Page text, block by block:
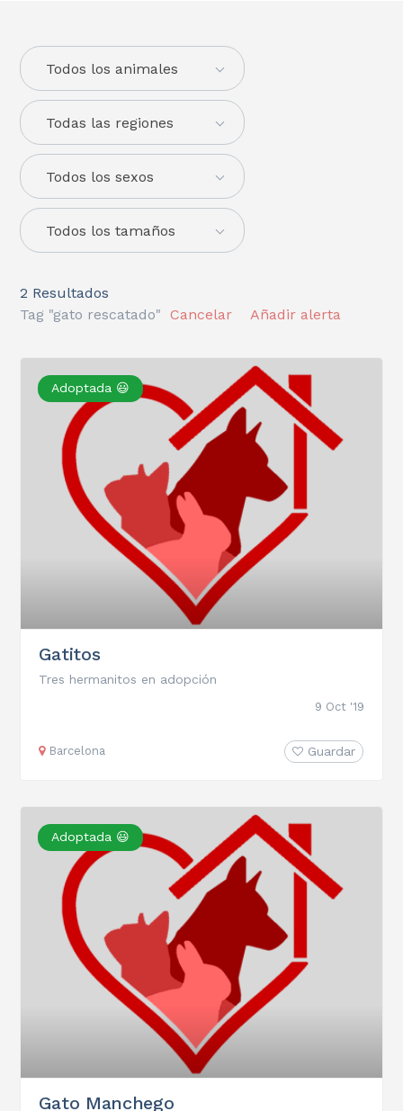
Todas las regiones
Todos los animales
Todos los sexos
Todos los tamaños
2 Resultados
Tag "gato rescatado"
Cancelar Añadir alerta
Adoptada 😃
Gatitos
Tres hermanitos en adopción
9 Oct '19
Barcelona Guardar
Adoptada 😃
Gato Manchego